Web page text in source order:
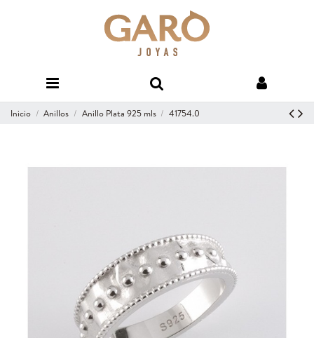
Inicio Anillos Anillo Plata 925 mls 41754.0